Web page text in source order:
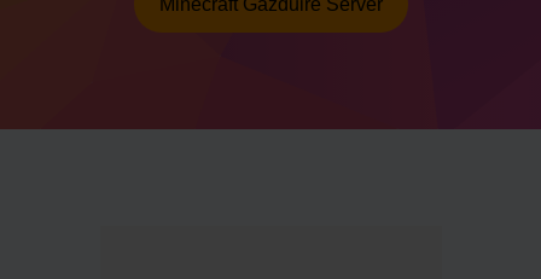
Minecraft Găzduire Server